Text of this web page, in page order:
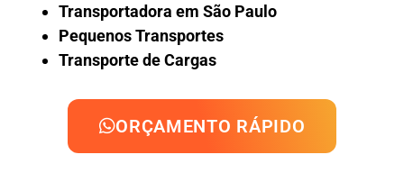
Transportadora em São Paulo
Pequenos Transportes
Transporte de Cargas
ORÇAMENTO RÁPIDO